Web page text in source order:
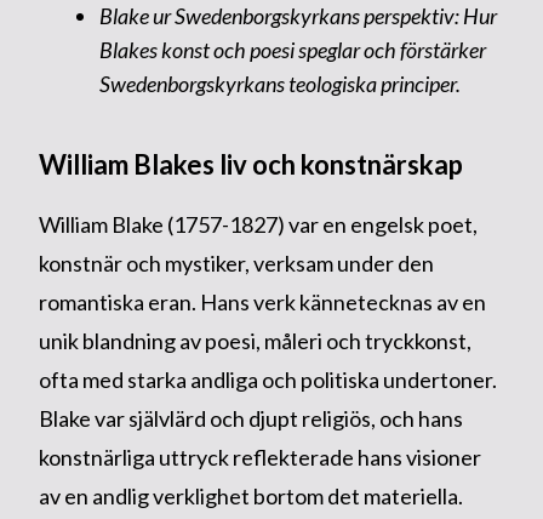
Blake ur Swedenborgskyrkans perspektiv: Hur
Blakes konst och poesi speglar och förstärker
Swedenborgskyrkans teologiska principer.
William Blakes liv och konstnärskap
William Blake (1757-1827) var en engelsk poet,
konstnär och mystiker, verksam under den
romantiska eran. Hans verk kännetecknas av en
unik blandning av poesi, måleri och tryckkonst,
ofta med starka andliga och politiska undertoner.
Blake var självlärd och djupt religiös, och hans
konstnärliga uttryck reflekterade hans visioner
av en andlig verklighet bortom det materiella.